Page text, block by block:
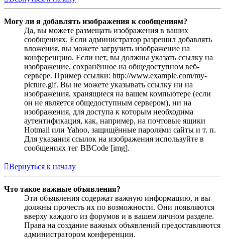
Могу ли я добавлять изображения к сообщениям?
Да, вы можете размещать изображения в ваших
сообщениях. Если администратор разрешил добавлять
вложения, вы можете загрузить изображение на
конференцию. Если нет, вы должны указать ссылку на
изображение, сохранённое на общедоступном веб-
сервере. Пример ссылки: http://www.example.com/my-
picture.gif. Вы не можете указывать ссылку ни на
изображения, хранящиеся на вашем компьютере (если
он не является общедоступным сервером), ни на
изображения, для доступа к которым необходима
аутентификация, как, например, на почтовые ящики
Hotmail или Yahoo, защищённые паролями сайты и т. п.
Для указания ссылок на изображения используйте в
сообщениях тег BBCode [img].
Вернуться к началу
Что такое важные объявления?
Эти объявления содержат важную информацию, и вы
должны прочесть их по возможности. Они появляются
вверху каждого из форумов и в вашем личном разделе.
Права на создание важных объявлений предоставляются
администратором конференции.